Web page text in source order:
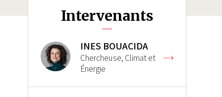
Intervenants
INES BOUACIDA
Chercheuse, Climat et
Énergie